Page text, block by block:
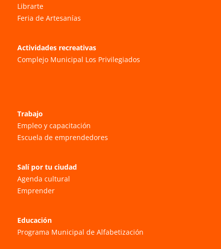
Librarte
Feria de Artesanías
Actividades recreativas
Complejo Municipal Los Privilegiados
Trabajo
Empleo y capacitación
Escuela de emprendedores
Salí por tu ciudad
Agenda cultural
Emprender
Educación
Programa Municipal de Alfabetización